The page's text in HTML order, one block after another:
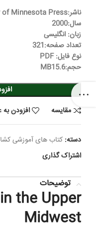
ناشر:University of Minnesota Press
سال:2000
زبان: انگلیسی
تعداد صفحه:321
نوع فایل: PDF
حجم:MB15.6
مقایسه
افزودن به
دسته: کتاب های آموزشی
اشتراک گذاری
توضیحات
the Upper
Midwest